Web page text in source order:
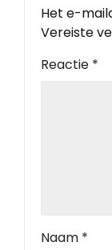
Het e-
Vereiste
Reactie *
Naam *